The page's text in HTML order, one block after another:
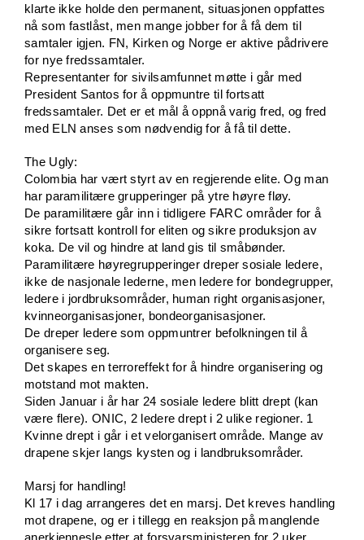
klarte ikke holde den permanent, situasjonen oppfattes
nå som fastlåst, men mange jobber for å få dem til
samtaler igjen. FN, Kirken og Norge er aktive pådrivere
for nye fredssamtaler.
Representanter for sivilsamfunnet møtte i går med
President Santos for å oppmuntre til fortsatt
fredssamtaler. Det er et mål å oppnå varig fred, og fred
med ELN anses som nødvendig for å få til dette.
The Ugly:
Colombia har vært styrt av en regjerende elite. Og man
har paramilitære grupperinger på ytre høyre fløy.
De paramilitære går inn i tidligere FARC områder for å
sikre fortsatt kontroll for eliten og sikre produksjon av
koka. De vil og hindre at land gis til småbønder.
Paramilitære høyregrupperinger dreper sosiale ledere,
ikke de nasjonale lederne, men ledere for bondegrupper,
ledere i jordbruksområder, human right organisasjoner,
kvinneorganisasjoner, bondeorganisasjoner.
De dreper ledere som oppmuntrer befolkningen til å
organisere seg.
Det skapes en terroreffekt for å hindre organisering og
motstand mot makten.
Siden Januar i år har 24 sosiale ledere blitt drept (kan
være flere). ONIC, 2 ledere drept i 2 ulike regioner. 1
Kvinne drept i går i et velorganisert område. Mange av
drapene skjer langs kysten og i landbruksområder.
Marsj for handling!
Kl 17 i dag arrangeres det en marsj. Det kreves handling
mot drapene, og er i tillegg en reaksjon på manglende
anerkjennesle etter at forsvarsministeren for 2 uker